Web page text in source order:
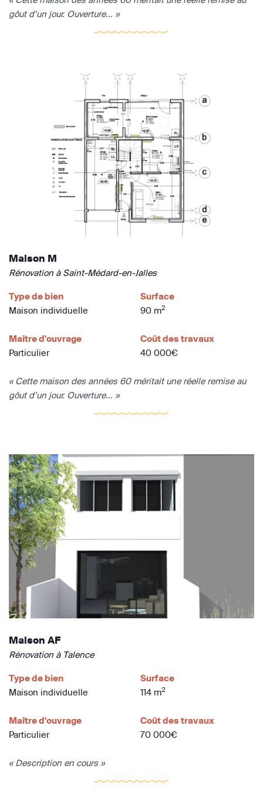
gôut d’un jour. Ouverture... »
Maison M
Rénovation à Saint-Médard-en-Jalles
Type de bien
Maison individuelle
Surface
90 m2
Maître d'ouvrage
Particulier
Coût des travaux
40 000€
« Cette maison des années 60 méritait une réelle remise au
gôut d’un jour. Ouverture... »
Maison AF
Rénovation à Talence
Type de bien
Maison individuelle
Surface
114 m2
Maître d'ouvrage
Particulier
Coût des travaux
70 000€
« Description en cours »